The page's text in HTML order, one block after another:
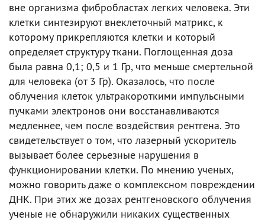
вне организма фибробластах легких человека. Эти
клетки синтезируют внеклеточный матрикс, к
которому прикрепляются клетки и который
определяет структуру ткани. Поглощенная доза
была равна 0,1; 0,5 и 1 Гр, что меньше смертельной
для человека (от 3 Гр). Оказалось, что после
облучения клеток ультракороткими импульсными
пучками электронов они восстанавливаются
медленнее, чем после воздействия рентгена. Это
свидетельствует о том, что лазерный ускоритель
вызывает более серьезные нарушения в
функционировании клетки. По мнению ученых,
можно говорить даже о комплексном повреждении
ДНК. При этих же дозах рентгеновского облучения
ученые не обнаружили никаких существенных